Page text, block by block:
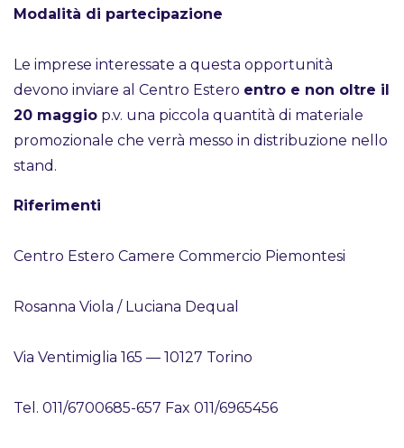
Modalità di partecipazione
Le imprese interessate a questa opportunità
devono inviare al Centro Estero entro e non oltre il
20 maggio p.v. una piccola quantità di materiale
promozionale che verrà messo in distribuzione nello
stand.
Riferimenti
Centro Estero Camere Commercio Piemontesi
Rosanna Viola / Luciana Dequal
Via Ventimiglia 165 — 10127 Torino
Tel. 011/6700685-657 Fax 011/6965456